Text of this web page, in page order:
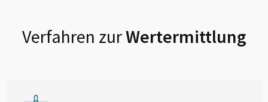
Verfahren zurWertermittlung